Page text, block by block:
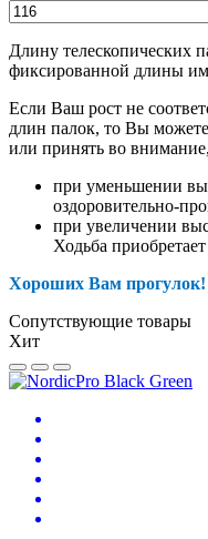
Длину телескопических
фиксированной длины
Если Ваш рост не
длин палок, то Вы
или принять во
при уменьшении
оздоровительно-
при увеличении
Ходьба
Хороших Вам
Сопутствующие товары
Хит